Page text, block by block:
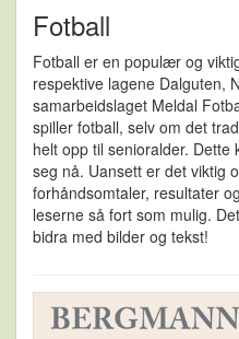
Fotball
Fotball er en populær og
respektive lagene Dalguten,
samarbeidslaget Meldal
spiller fotball, selv om det
helt opp til senioralder.
seg nå. Uansett er det viktig
forhåndsomtaler, resultater
leserne så fort som mulig.
bidra med bilder og tekst!